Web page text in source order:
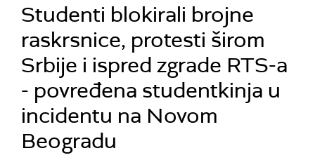
Studenti blokirali brojne
raskrsnice, protesti širom
Srbije i ispred zgrade RTS-a
- povređena studentkinja u
incidentu na Novom
Beogradu